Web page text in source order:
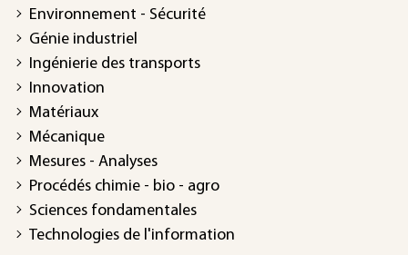
Environnement - Sécurité
Génie industriel
Ingénierie des transports
Innovation
Matériaux
Mécanique
Mesures - Analyses
Procédés chimie - bio - agro
Sciences fondamentales
Technologies de l'information